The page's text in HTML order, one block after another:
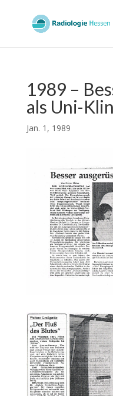
1989 –
als Uni-
Jan. 1, 1989